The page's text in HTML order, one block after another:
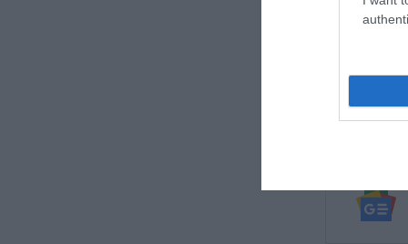
τα
Το